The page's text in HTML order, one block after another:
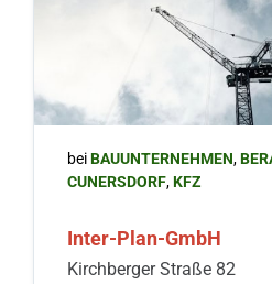
beiBAUUNTERNEHMEN,
CUNERSDORF,KFZ
Inter-Plan-GmbH
Kirchberger Straße 82